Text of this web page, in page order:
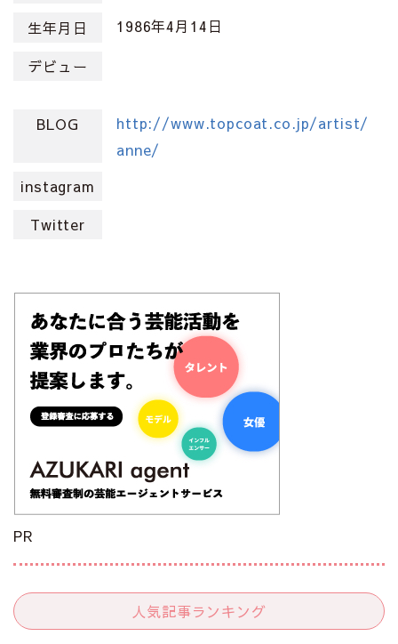
生年月日
1986年4月14日
デビュー
BLOG
http://www.topcoat.co.jp/artist/
anne/
instagram
Twitter
PR
人気記事ランキング